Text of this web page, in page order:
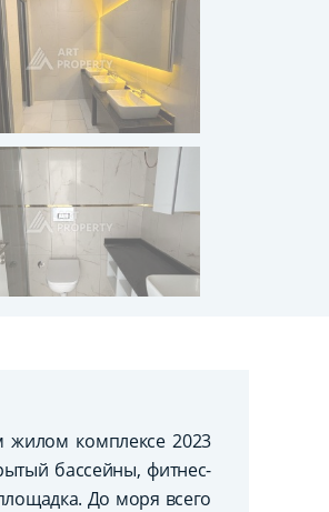
жилом комплексе 2023
бассейны, фитнес-
До моря всего